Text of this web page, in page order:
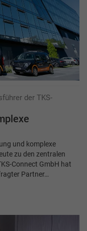
der TKS-
und komplexe
zu den zentralen
Connect GmbH hat
Partner…